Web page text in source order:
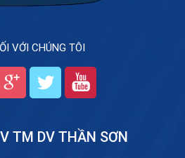
VỚI CHÚNG TÔI
TM DV THẦN SƠN